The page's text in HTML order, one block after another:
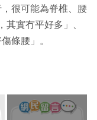
很可能為脊椎、腰
實冇平好多」、
傷條腰 」。